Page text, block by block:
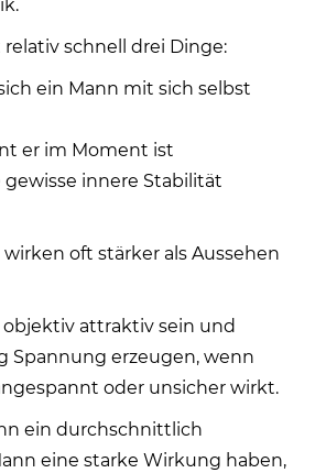
relativ schnell drei Dinge:
ein Mann mit sich selbst
er im Moment ist
gewisse innere Stabilität
wirken oft stärker als Aussehen
objektiv attraktiv sein und
Spannung erzeugen, wenn
oder unsicher wirkt.
ein durchschnittlich
eine starke Wirkung haben,